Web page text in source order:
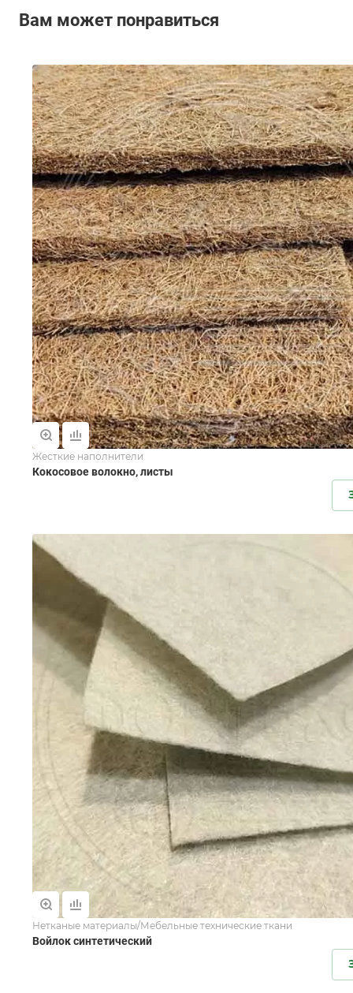
Вам может понравиться
Жесткие наполнители
Кокосовое волокно, листы
Нетканые материалы/Мебельные технические ткани
Войлок синтетический